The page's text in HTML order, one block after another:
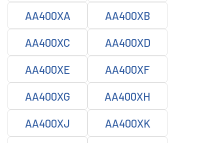
AA400XA AA400XB
AA400XC AA400XD
AA400XE AA400XF
AA400XG AA400XH
AA400XJ AA400XK